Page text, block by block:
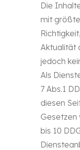
Die
mit
Aktualität
jedoch
Als
7 Abs.1
diesen
Gesetzen
bis 10